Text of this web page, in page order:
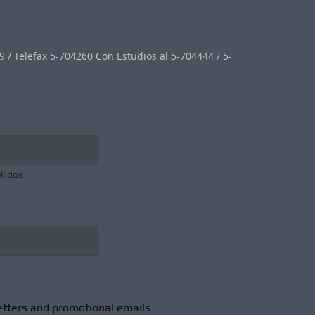
Telefax 5-704260 Con Estudios al 5-704444 / 5-
and promotional emails.